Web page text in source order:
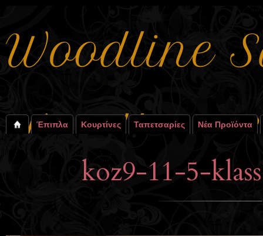
Έπιπλα Κουρτίνες Ταπετσαρίες Νέα Προϊόντα
koz9-11-5-